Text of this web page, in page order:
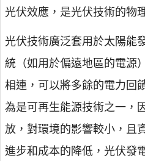
光伏效應，是光伏技術的物
光伏技術廣泛套用於太陽能
統（如用於偏遠地區的電源
相連，可以將多餘的電力回
為是可再生能源技術之一，
放，對環境的影響較小，且
進步和成本的降低，光伏發